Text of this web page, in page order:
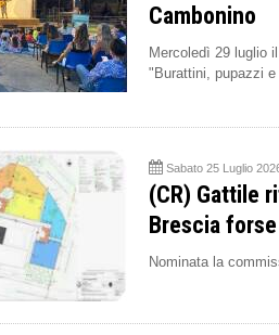
Cambonino
Mercoledì 29 luglio
"Burattini, pupazzi e
Sabato 25 Luglio
(CR) Gattile
Brescia
Nominata la